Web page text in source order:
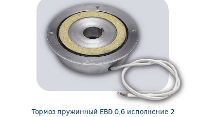
Тормоз пружинный EBD 0,6 исполнение 2